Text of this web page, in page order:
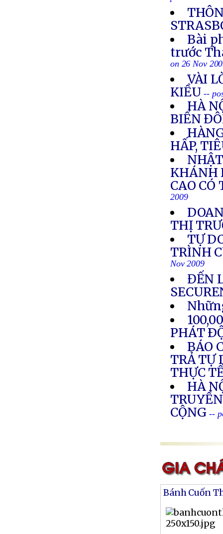
Bài
trước
on 26 Nov
VÀI
KIỀU--
HÀ
BIỂN
HẤP,
KHÁNH
CAO
2009
THỊ
TỰ
TRÌNH
Nov 2009
ĐẾN
PHÁT
BÁO
TRẢ TỰ
THỰC
HÀ
CỘNG--
Bánh Cuốn